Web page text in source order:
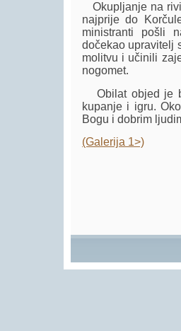
Okupljanje na
najprije do
ministranti pošli
dočekao upravitelj
molitvu i učinili
nogomet.
Obilat objed je
kupanje i igru.
Bogu i dobrim
(Galerija 1>)